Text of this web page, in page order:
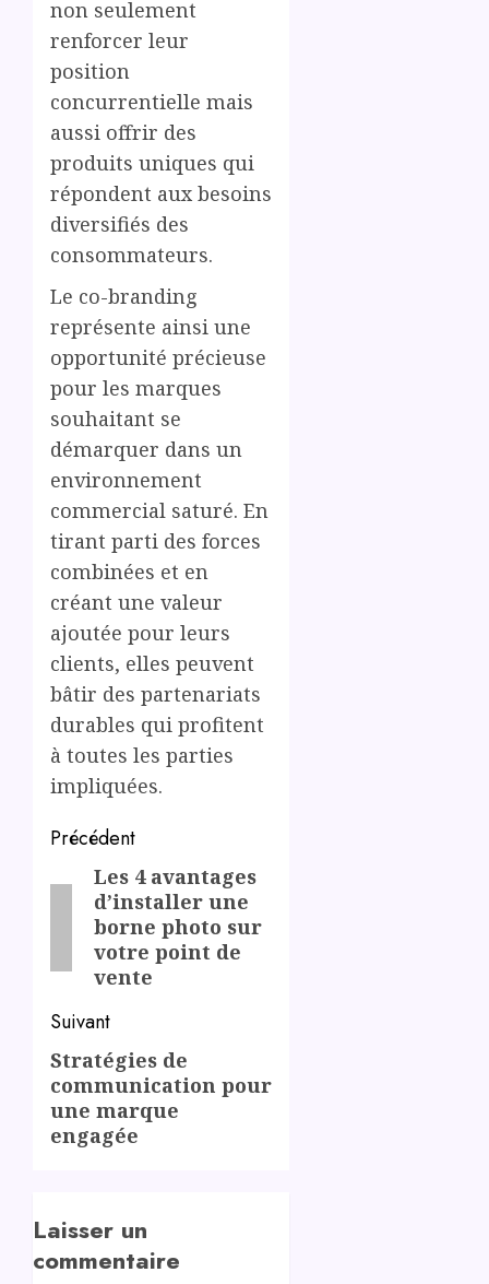
non seulement
renforcer leur
position
concurrentielle mais
aussi offrir des
produits uniques qui
répondent aux besoins
diversifiés des
consommateurs.
Le co-branding
représente ainsi une
opportunité précieuse
pour les marques
souhaitant se
démarquer dans un
environnement
commercial saturé. En
tirant parti des forces
combinées et en
créant une valeur
ajoutée pour leurs
clients, elles peuvent
bâtir des partenariats
durables qui profitent
à toutes les parties
impliquées.
Post
navigation
Précédent
Previous
post:
Les 4 avantages
d’installer une
borne photo sur
votre point de
vente
Suivant
Next
post:
Stratégies de
communication pour
une marque
engagée
Laisser un
commentaire